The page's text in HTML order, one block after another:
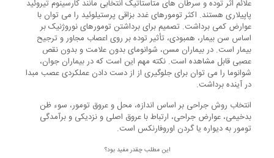
علائم اثر توده و سرطان های متاستاتیک انتخابی مانند کارسینوم تیروئید
پاپیلاری هستند. اکثر تومورهای غدد بزاقی پرستیلوئید را می توان با
عوارض کمی برداشت. تصمیم برای برداشتن تومورهای نوروژنیک بر
اساس سن بیمار، همبودی، تأثیر توده بر روی اعصاب مجاور و ترجیح
بیمار است. در بیماران مسن، شوانومای بدون علامت و بدون نقص
عصبی قابل مشاهده است. نکته مهم این است که در بیماران جوان،
شوانوما را می توان برای جلوگیری از از دست دادن عملکردی عصب مبدا
در آینده برداشت.
انتخاب روش جراحی بر اساس اندازه، محل و عروق تومور، سوء ظن
بدخیمی، عوارض جراحی، ارتباط با عروق اصلی و نزدیکی و برآمدگی
تومور به دیواره یا گردن اوروفارنکس است.
این مطلب چقدر مفید بود؟